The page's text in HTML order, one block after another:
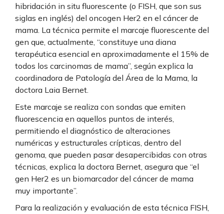
hibridación in situ fluorescente (o FISH, que son sus
siglas en inglés) del oncogen Her2 en el cáncer de
mama. La técnica permite el marcaje fluorescente del
gen que, actualmente, “constituye una diana
terapéutica esencial en aproximadamente el 15% de
todos los carcinomas de mama”, según explica la
coordinadora de Patología del Área de la Mama, la
doctora Laia Bernet.
Este marcaje se realiza con sondas que emiten
fluorescencia en aquellos puntos de interés,
permitiendo el diagnóstico de alteraciones
numéricas y estructurales crípticas, dentro del
genoma, que pueden pasar desapercibidas con otras
técnicas, explica la doctora Bernet, asegura que “el
gen Her2 es un biomarcador del cáncer de mama
muy importante”.
Para la realización y evaluación de esta técnica FISH,